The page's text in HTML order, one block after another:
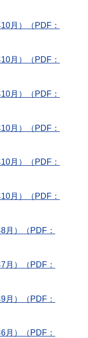
月）（PDF：
月）（PDF：
月）（PDF：
月）（PDF：
月）（PDF：
月）（PDF：
月）（PDF：
月）（PDF：
月）（PDF：
月）（PDF：